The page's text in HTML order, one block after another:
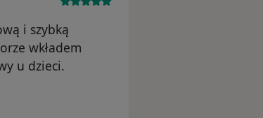
i szybką
wkładem
u dzieci.